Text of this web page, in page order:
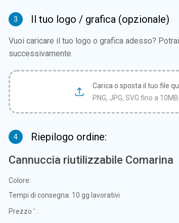
3 Il tuo logo / grafica (opzionale)
Vuoi caricare il tuo logo o grafica adesso?
successivamente.
Carica o sposta il tuo file
PNG, JPG, SVG fino a 10MB
4 Riepilogo ordine:
Cannuccia riutilizzabile Comarina
Colore:
Tempi di consegna: 10 gg lavorativi
Prezzo *: